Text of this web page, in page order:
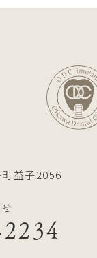
益子2056